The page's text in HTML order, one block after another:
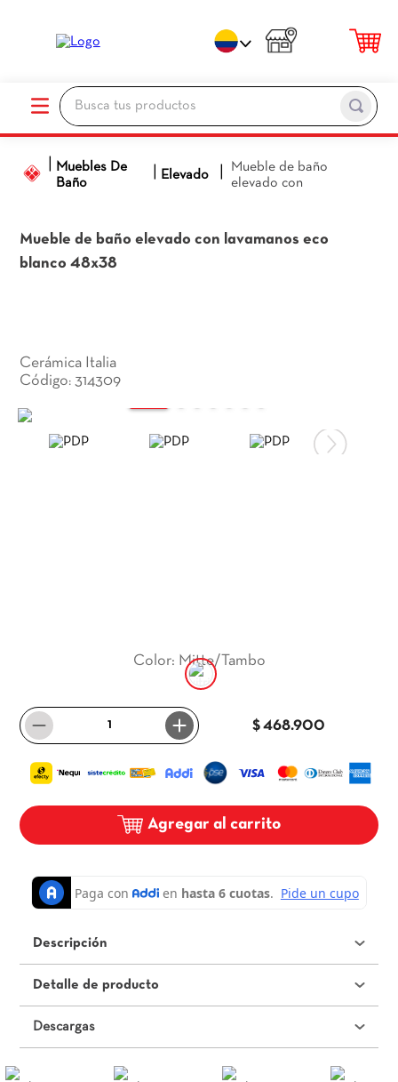
Busca tus productos
Muebles De
Baño
Elevado
Mueble de baño
elevado con
Mueble de baño elevado con lavamanos eco
blanco 48x38
Cerámica Italia
:314309
Color: Mitte/Tambo
＋
－ $ 468.900
Agregar al carrito
Descripción
Detalle de producto
Descargas
1.
porcelanato
3 .
baños
4.
pared
7.
sanitario